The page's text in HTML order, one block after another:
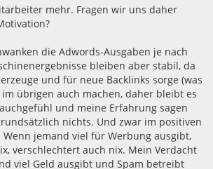
mehr. Fragen wir uns daher
die Adwords-Ausgaben je nach
bleiben aber stabil, da
und für neue Backlinks sorge (was
übrigen auch machen, daher bleibt es
und meine Erfahrung sagen
nichts. Und zwar im positiven
jemand viel für Werbung ausgibt,
verschlechtert auch nix. Mein Verdacht
viel Geld ausgibt und Spam betreibt